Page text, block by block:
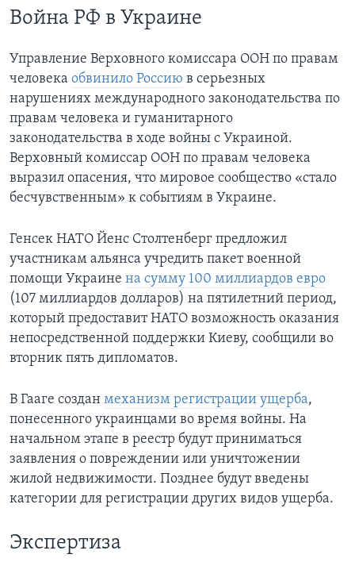
Война РФ в Украине
Управление Верховного комиссара ООН по правам
человека обвинило Россию в серьезных
нарушениях международного законодательства по
правам человека и гуманитарного
законодательства в ходе войны с Украиной.
Верховный комиссар ООН по правам человека
выразил опасения, что мировое сообщество «стало
бесчувственным» к событиям в Украине.
Генсек НАТО Йенс Столтенберг предложил
участникам альянса учредить пакет военной
помощи Украине на сумму 100 миллиардов евро
(107 миллиардов долларов) на пятилетний период,
который предоставит НАТО возможность оказания
непосредственной поддержки Киеву, сообщили во
вторник пять дипломатов.
В Гааге создан механизм регистрации ущерба,
понесенного украинцами во время войны. На
начальном этапе в реестр будут приниматься
заявления о повреждении или уничтожении
жилой недвижимости. Позднее будут введены
категории для регистрации других видов ущерба.
Экспертиза